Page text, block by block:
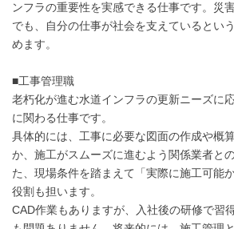
ンフラの重要性を実感できる仕事です。災
でも、自分の仕事が社会を支えているとい
めます。
■工事管理職
老朽化が進む水道インフラの更新ニーズに
に関わる仕事です。
具体的には、工事に必要な図面の作成や概
か、施工がスムーズに進むよう関係業者と
た、現場条件を踏まえて「実際に施工可能
役割も担います。
CAD作業もありますが、入社後の研修で習